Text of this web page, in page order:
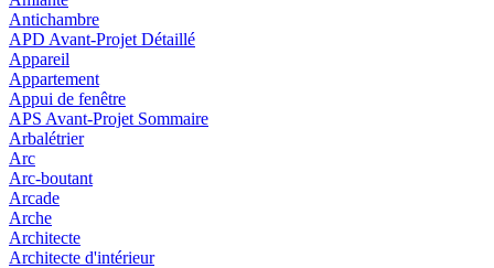
Antichambre
APD Avant-Projet Détaillé
Appareil
Appartement
Appui de fenêtre
APS Avant-Projet Sommaire
Arbalétrier
Arc
Arc-boutant
Arcade
Arche
Architecte
Architecte d'intérieur